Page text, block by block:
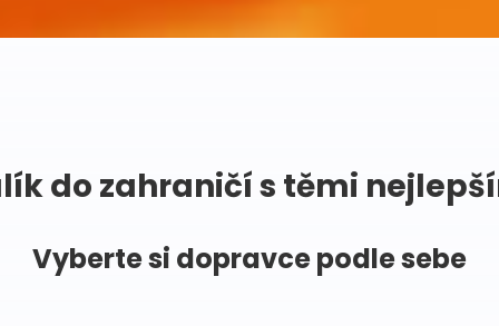
do zahraničí s těmi
Vyberte si dopravce podle sebe